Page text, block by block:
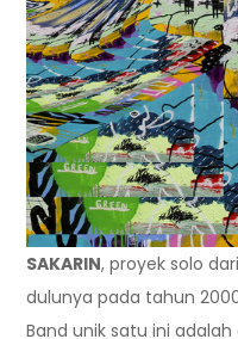
SAKARIN, proyek solo dari
dulunya pada tahun
Band unik satu ini